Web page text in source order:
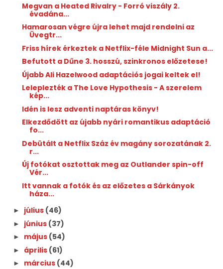
Megvan a Heated Rivalry - Forró viszály 2.
évadána...
Hamarosan végre újra lehet majd rendelni az
Üvegtr...
Friss hírek érkeztek a Netflix-féle Midnight Sun a...
Befutott a Dűne 3. hosszú, szinkronos előzetese!
Újabb Ali Hazelwood adaptációs jogai keltek el!
Leleplezték a The Love Hypothesis - A szerelem
kép...
Idén is lesz adventi naptáras könyv!
Elkezdődött az újabb nyári romantikus adaptáció
fo...
Debütált a Netflix Száz év magány sorozatának 2.
r...
Új fotókat osztottak meg az Outlander spin-off
Vér...
Itt vannak a fotók és az előzetes a Sárkányok
háza...
► július (46)
► június (37)
► május (54)
► április (61)
► március (44)